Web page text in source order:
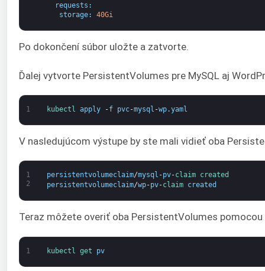
requests :
storage: 40Gi
Po dokončení súbor uložte a zatvorte.
Ďalej vytvorte PersistentVolumes pre MySQL aj
1 kubectl apply -f pvc-mysql -wp.yaml
V nasledujúcom výstupe by ste mali vidieť oba
1
2
persistentvolumeclaim/mysql -pv-claim created
persistentvolumeclaim/wp-pv-claim created
Teraz môžete overiť oba PersistentVolumes pomocou
1 kubectl get pv